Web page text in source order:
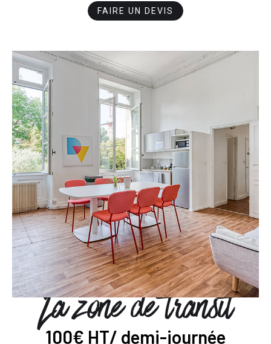
FAIRE UN DEVIS
La zone de transit
100€ HT/ demi-journée